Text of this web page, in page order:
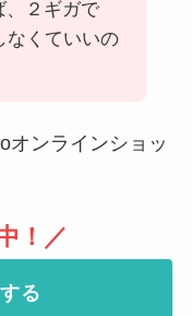
、２ギガで
なくていいの
オンラインショッ
！ ／
る